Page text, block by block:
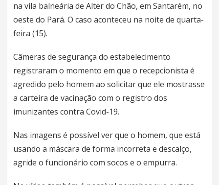
na vila balneária de Alter do Chão, em Santarém, no
oeste do Pará. O caso aconteceu na noite de quarta-
feira (15).
Câmeras de segurança do estabelecimento
registraram o momento em que o recepcionista é
agredido pelo homem ao solicitar que ele mostrasse
a carteira de vacinação com o registro dos
imunizantes contra Covid-19.
Nas imagens é possível ver que o homem, que está
usando a máscara de forma incorreta e descalço,
agride o funcionário com socos e o empurra.